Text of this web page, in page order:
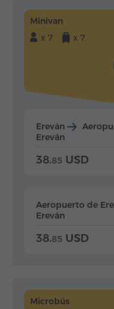
Minivan
x 7
x 7
Ereván
Ereván
38.85 USD
Aeropuerto de
Ereván
38.85 USD
Microbús